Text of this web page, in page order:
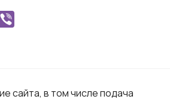
Twitter
сайта, в том числе подача